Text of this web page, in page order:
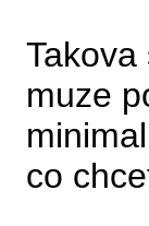
muze
co